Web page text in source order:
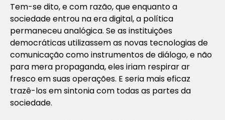
Tem-se dito, e com razão, que enquanto a
sociedade entrou na era digital, a política
permaneceu analógica. Se as instituições
democráticas utilizassem as novas tecnologias de
comunicação como instrumentos de diálogo, e não
para mera propaganda, eles iriam respirar ar
fresco em suas operações. E seria mais eficaz
trazê-los em sintonia com todas as partes da
sociedade.